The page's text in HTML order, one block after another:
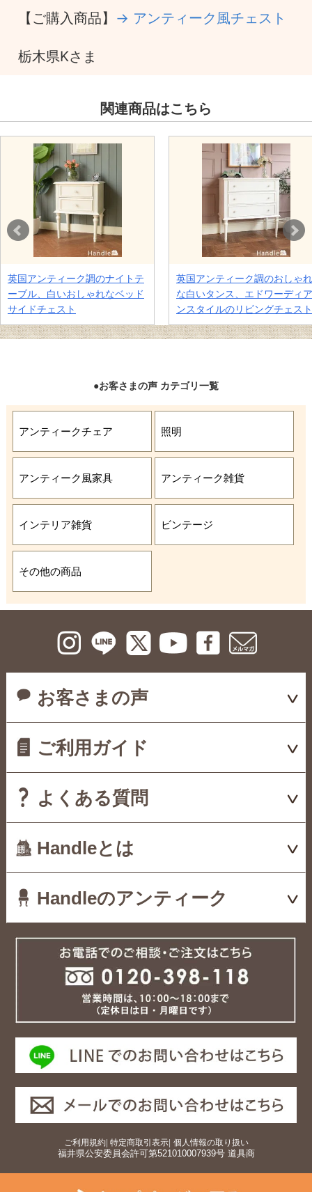
【ご購入商品】 → アンティーク風チェスト
栃木県Kさま
関連商品はこちら
●お客さまの声 カテゴリ一覧
アンティークチェア 照明
アンティーク風家具 アンティーク雑貨
インテリア雑貨 ビンテージ
その他の商品
お客さまの声
ご利用ガイド
よくある質問
Handleとは
Handleのアンティーク
ご利用規約| 特定商取引表示| 個人情報の取り扱い
福井県公安委員会許可第521010007939号 道具商